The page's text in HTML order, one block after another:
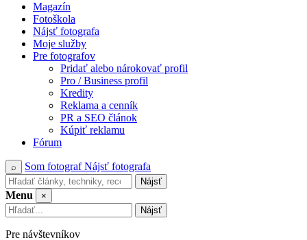
Magazín
Fotoškola
Nájsť fotografa
Moje služby
Pre fotografov
Pridať alebo nárokovať profil
Pro / Business profil
Kredity
Reklama a cenník
PR a SEO článok
Kúpiť reklamu
Fórum
⌕ Som fotografNájsť fotografa
Nájsť
Menu
×
Nájsť
Pre návštevníkov